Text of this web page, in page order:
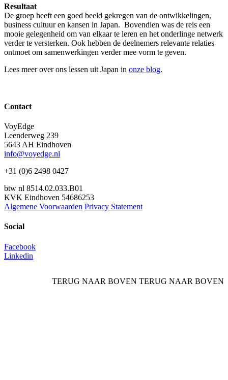
Resultaat
De groep heeft een goed beeld gekregen van de ontwikkelingen,
business cultuur en kansen in Japan. Bovendien was de reis een
mooie gelegenheid om van elkaar te leren en het onderlinge netwerk
verder te versterken. Ook hebben de deelnemers relevante relaties
ontmoet om samenwerkingen verder mee vorm te geven.
Lees meer over ons lessen uit Japan in onze blog.
Contact
VoyEdge
Leenderweg 239
5643 AH Eindhoven
info@voyedge.nl
+31 (0)6 2498 0427
btw nl 8514.02.033.B01
KVK Eindhoven 54686253
Algemene Voorwaarden Privacy Statement
Social
Facebook
Linkedin
TERUG NAAR BOVEN TERUG NAAR BOVEN